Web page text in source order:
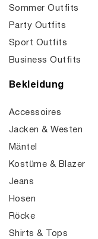
Sommer Outfits
Party Outfits
Sport Outfits
Business Outfits
Bekleidung
Accessoires
Jacken & Westen
Mäntel
Kostüme & Blazer
Jeans
Hosen
Röcke
Shirts & Tops